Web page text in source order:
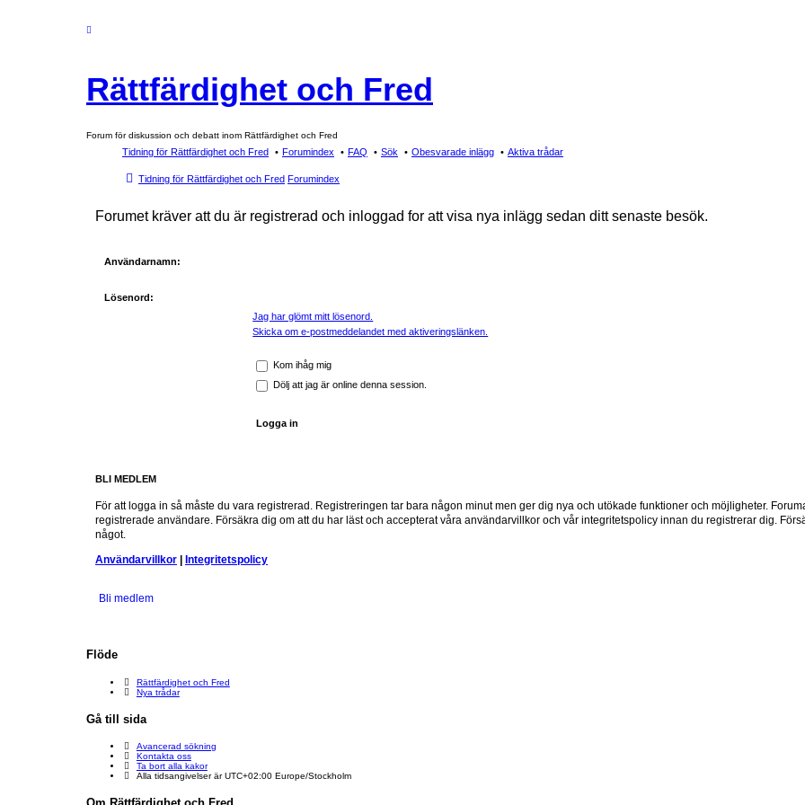
Rättfärdighet och Fred
Forum för diskussion och debatt inom Rättfärdighet och Fred
Tidning för Rättfärdighet och Fred Forumindex FAQ Sök Obesvarade inlägg Aktiva trådar
Tidning för Rättfärdighet och Fred Forumindex
Forumet kräver att du är registrerad och inloggad for att visa nya inlägg sedan ditt senaste besök.
Användarnamn:
Lösenord:
Jag har glömt mitt lösenord.
Skicka om e-postmeddelandet med aktiveringslänken.
Kom ihåg mig
Dölj att jag är online denna session.
BLI MEDLEM
För att logga in så måste du vara registrerad. Registreringen tar bara någon minut men ger dig nya och utökade funktioner och möjligheter.
registrerade användare. Försäkra dig om att du har läst och accepterat våra användarvillkor och vår integritetspolicy innan du registrerar dig.
något.
Användarvillkor
Integritetspolicy
Bli medlem
Flöde
Rättfärdighet och Fred
Nya trådar
Gå till sida
Avancerad sökning
Kontakta oss
Ta bort alla kakor
Alla tidsangivelser är UTC+02:00 Europe/Stockholm